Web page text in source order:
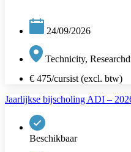
24/09/2026
Technicity,
€ 475/cursist (excl. btw)
Jaarlijkse bijscholing ADI –
Beschikbaar